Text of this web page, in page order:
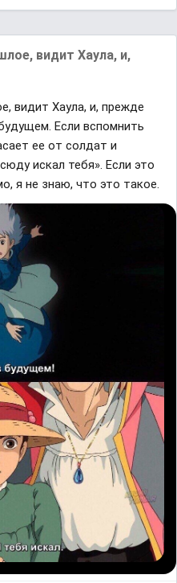
видит Хаула, и,
видит Хаула, и, прежде
Если вспомнить
ее от солдат и
искал тебя». Если это
я не знаю, что это такое.